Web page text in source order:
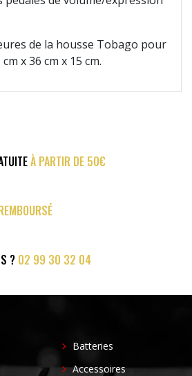
de la housse Tobago pour
x 36 cm x 15 cm.
À PARTIR DE 50€
? 02 99 30 32 04
Batteries
Accessoires